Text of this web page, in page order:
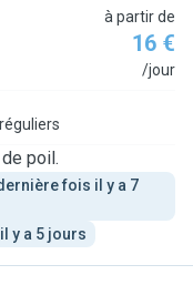
à partir de
16 €
/jour
poil.
fois il y a 7
y a 5 jours